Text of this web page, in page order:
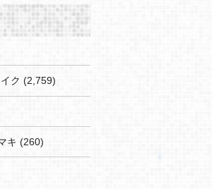
ク (2,759)
キ (260)